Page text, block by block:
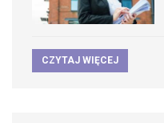
CZYTAJ WIĘCEJ